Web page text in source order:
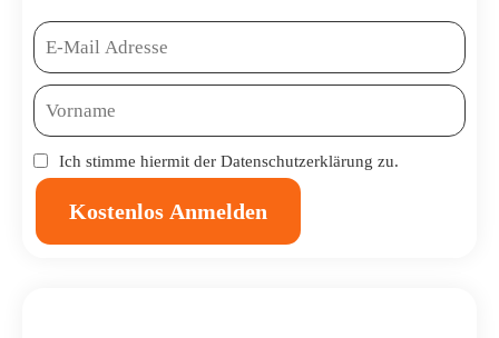
Ich stimme hiermit der Datenschutzerklärung zu.
Kostenlos Anmelden